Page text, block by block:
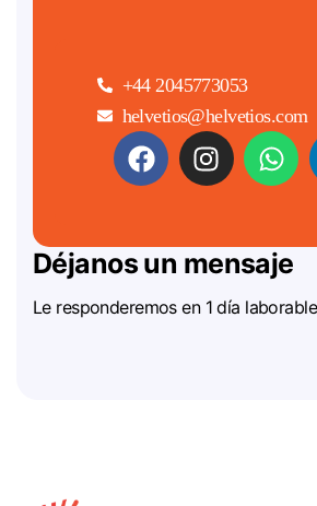
+44 2045773053
helvetios@helvetios.com
Déjanos un mensaje
Le responderemos en 1 día laborable